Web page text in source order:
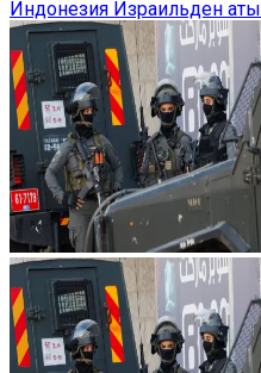
Индонезия Израильден